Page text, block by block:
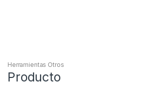
Herramientas Otros
Producto